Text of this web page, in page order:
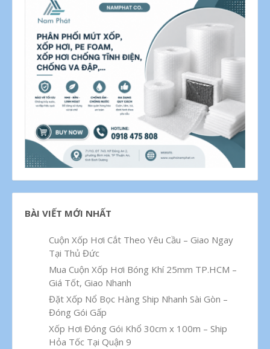
BÀI VIẾT MỚI NHẤT
Cuộn Xốp Hơi Cắt Theo Yêu Cầu – Giao Ngay
Tại Thủ Đức
Mua Cuộn Xốp Hơi Bóng Khí 25mm TP.HCM –
Giá Tốt, Giao Nhanh
Đặt Xốp Nổ Bọc Hàng Ship Nhanh Sài Gòn –
Đóng Gói Gấp
Xốp Hơi Đóng Gói Khổ 30cm x 100m – Ship
Hỏa Tốc Tại Quận 9